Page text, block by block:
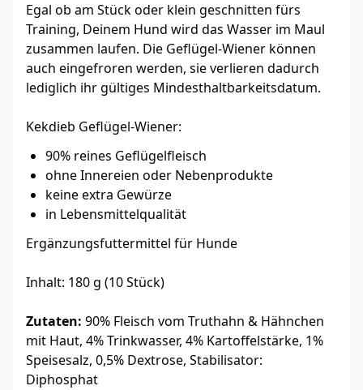
Egal ob am Stück oder klein geschnitten fürs
Training, Deinem Hund wird das Wasser im Maul
zusammen laufen. Die Geflügel-Wiener können
auch eingefroren werden, sie verlieren dadurch
lediglich ihr gültiges Mindesthaltbarkeitsdatum.
Kekdieb Geflügel-Wiener:
90% reines Geflügelfleisch
ohne Innereien oder Nebenprodukte
keine extra Gewürze
in Lebensmittelqualität
Ergänzungsfuttermittel für Hunde
Inhalt: 180 g (10 Stück)
Zutaten: 90% Fleisch vom Truthahn & Hähnchen
mit Haut, 4% Trinkwasser, 4% Kartoffelstärke, 1%
Speisesalz, 0,5% Dextrose, Stabilisator:
Diphosphat